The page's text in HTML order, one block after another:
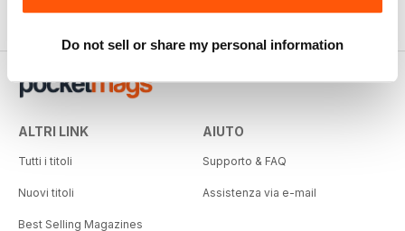
Do not sell or share my personal information
ALTRI LINK
Tutti i titoli
Nuovi titoli
Best Selling Magazines
AIUTO
Supporto & FAQ
Assistenza via e-mail